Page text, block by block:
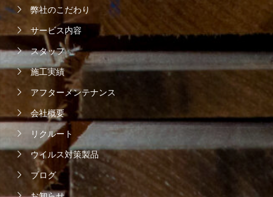
弊社のこだわり
サービス内容
スタッフ
施工実績
アフターメンテナンス
会社概要
リクルート
ウイルス対策製品
ブログ